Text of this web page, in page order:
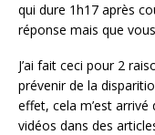
qui dure 1h17 après
réponse mais que
J’ai fait ceci pour 2
prévenir de la
effet, cela m’est
vidéos dans des